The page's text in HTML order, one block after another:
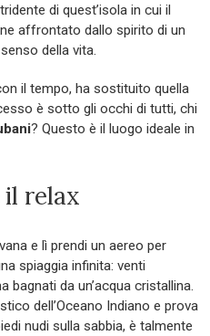
di quest’isola in cui il
affrontato dallo spirito di un
della vita.
il tempo, ha sostituito quella
è sotto gli occhi di tutti, chi
? Questo è il luogo ideale in
il relax
e lì prendi un aereo per
spiaggia infinita: venti
bagnati da un’acqua cristallina.
dell’Oceano Indiano e prova
nudi sulla sabbia, è talmente